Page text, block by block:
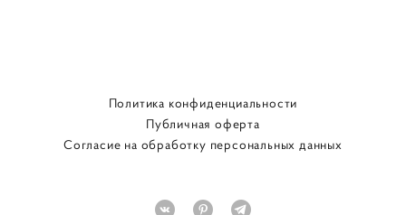
Политика конфиденциальности
Публичная оферта
Согласие на обработку персональных данных